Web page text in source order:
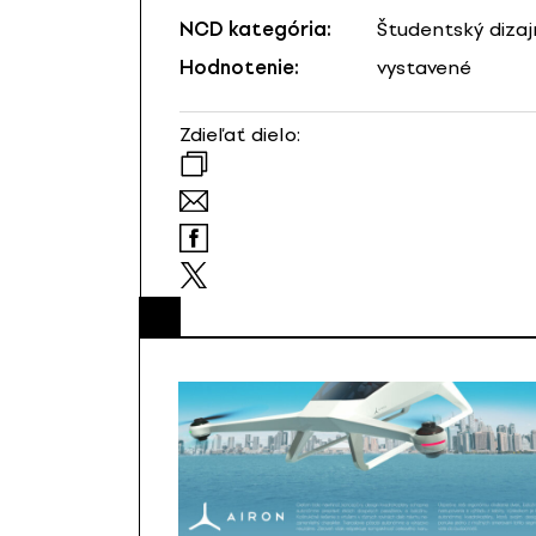
NCD kategória:
Študentský
Hodnotenie:
vystavené
Zdieľať dielo: